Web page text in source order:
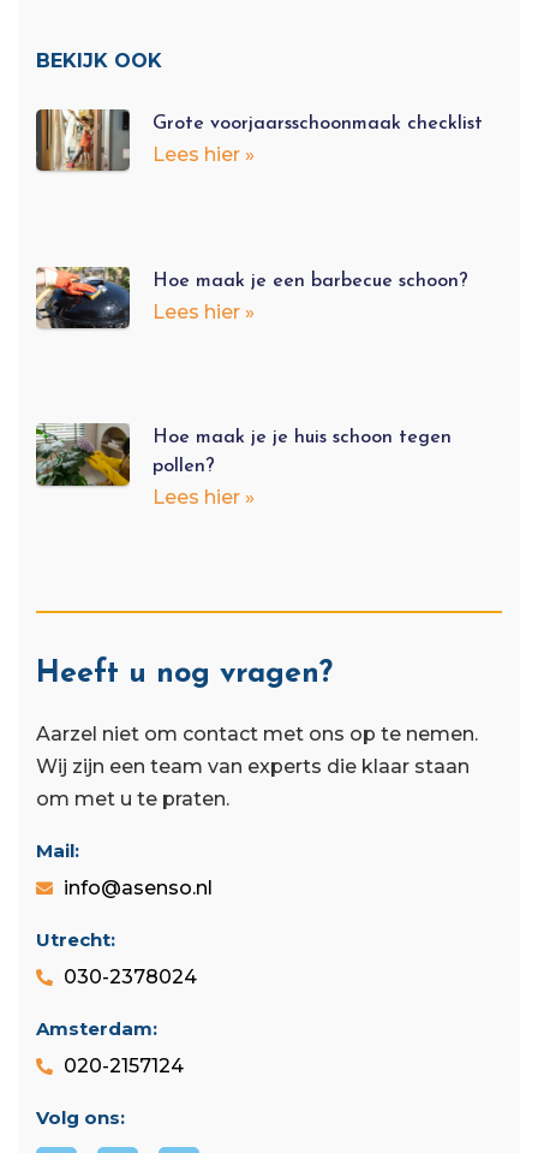
BEKIJK OOK
Grote voorjaarsschoonmaak checklist
Lees hier »
Hoe maak je een barbecue schoon?
Lees hier »
Hoe maak je je huis schoon tegen
pollen?
Lees hier »
Heeft u nog vragen?
Aarzel niet om contact met ons op te nemen.
Wij zijn een team van experts die klaar staan ​​
om met u te praten.
Mail:
info@asenso.nl
Utrecht:
030-2378024
Amsterdam:
020-2157124
Volg ons: